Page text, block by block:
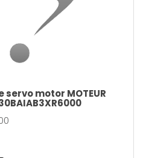
servo motor MOTEUR